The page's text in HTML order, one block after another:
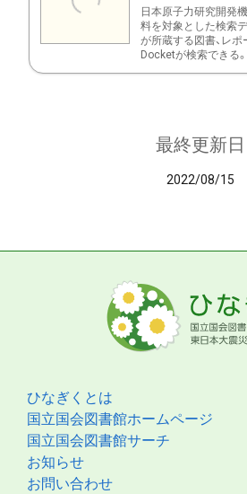
日本原子力研究開発
料を対象とした検索
が所蔵する図書、レポ
Docketが検索できる。
最終更新日
2022/08/15
ひなぎくとは
国立国会図書館ホームページ
国立国会図書館サーチ
お知らせ
お問い合わせ